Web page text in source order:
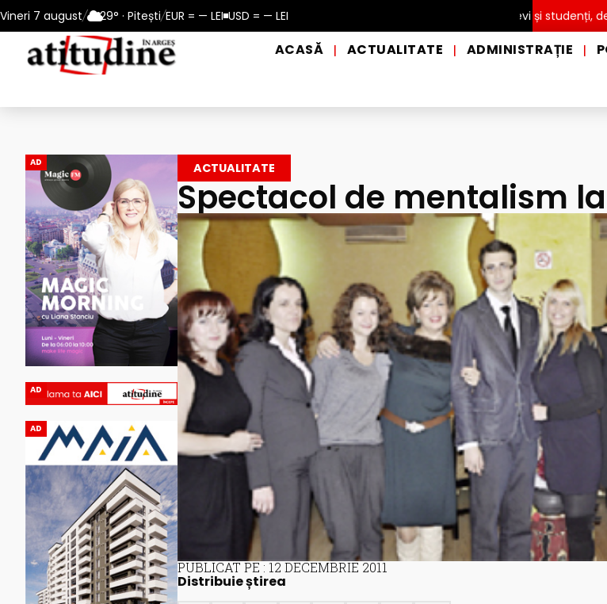
Vineri 7 august/ 29° · Pitești/EUR = — LEI USD = — LEI
de caniculă, în municipiul Pitești! Intrare GRATUITĂ pentru copii, elevi și studenți, de Ziua
ACASĂ | ACTUALITATE | ADMINISTRAȚIE |
AD
AD
AD
ACTUALITATE
Spectacol de mentalism
PUBLICAT PE : 12 DECEMBRIE 2011
Distribuie știrea